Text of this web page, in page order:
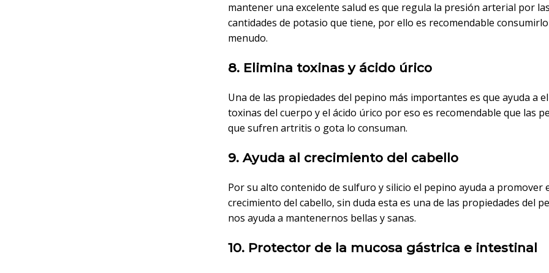
mantener una excelente salud es que regula la presión arterial por
cantidades de potasio que tiene, por ello es recomendable
menudo.
8. Elimina toxinas y ácido úrico
Una de las propiedades del pepino más importantes es que ayuda a
toxinas del cuerpo y el ácido úrico por eso es recomendable que las
que sufren artritis o gota lo consuman.
9. Ayuda al crecimiento del cabello
Por su alto contenido de sulfuro y silicio el pepino ayuda a promover
crecimiento del cabello, sin duda esta es una de las propiedades del
nos ayuda a mantenernos bellas y sanas.
10. Protector de la mucosa gástrica e intestinal